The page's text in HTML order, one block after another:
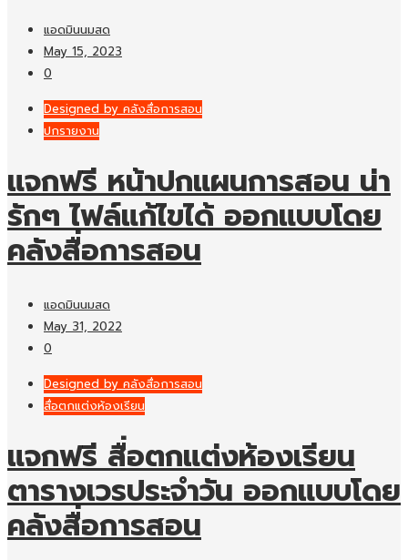
แอดมินนมสด
May 15, 2023
0
Designed by คลังสื่อการสอน
ปกรายงาน
แจกฟรี หน้าปกแผนการสอน น่า
รักๆ ไฟล์แก้ไขได้ ออกแบบโดย
คลังสื่อการสอน
แอดมินนมสด
May 31, 2022
0
Designed by คลังสื่อการสอน
สื่อตกแต่งห้องเรียน
แจกฟรี สื่อตกแต่งห้องเรียน
ตารางเวรประจำวัน ออกแบบโดย
คลังสื่อการสอน